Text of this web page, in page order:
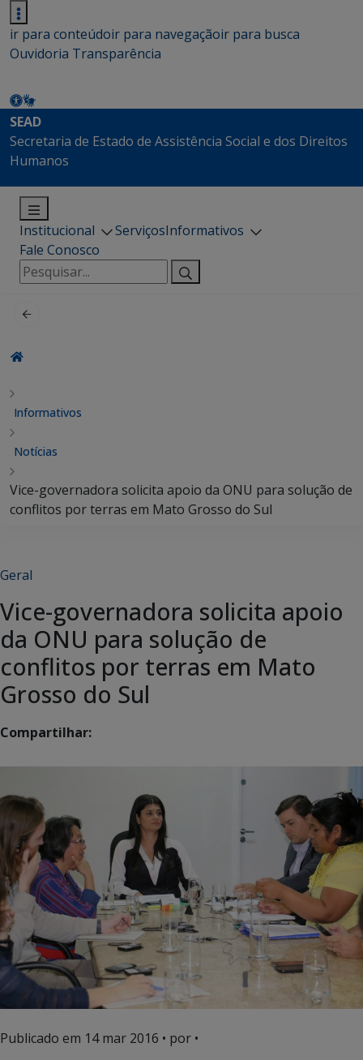
ir para conteúdoir para navegaçãoir para busca
Ouvidoria Transparência
SEAD
Secretaria de Estado de Assistência Social e dos Direitos
Humanos
Institucional ServiçosInformativos
Fale Conosco
Pesquisar
por:
Informativos
Notícias
Vice-governadora solicita apoio da ONU para solução de
conflitos por terras em Mato Grosso do Sul
Geral
Vice-governadora solicita apoio
da ONU para solução de
conflitos por terras em Mato
Grosso do Sul
Compartilhar:
Publicado em 14 mar 2016 • por •